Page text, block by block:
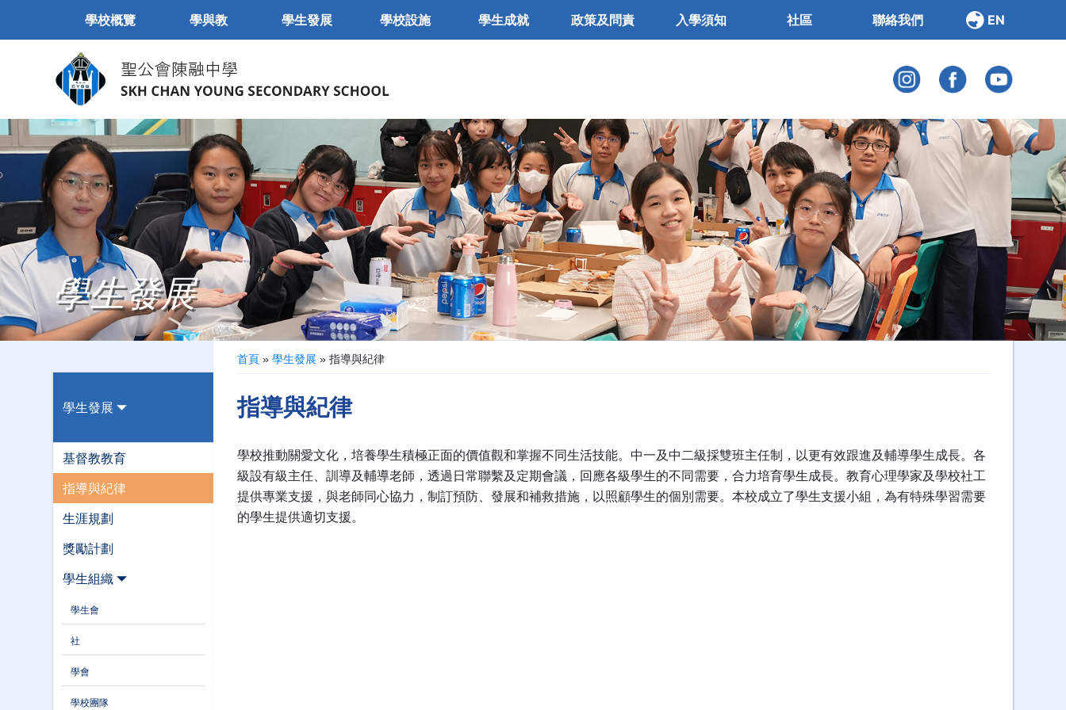
學校概覽 學與教 學生發展 學校設施 學生成就 政策及問責 入學須知 社區 聯絡我們 EN
學生發展
學生發展
基督教教育
指導與紀律
生涯規劃
獎勵計劃
學生組織
學生會
社
學會
學校團隊
首頁» 學生發展 » 指導與紀律
指導與紀律
學校推動關愛文化，培養學生積極正面的價值觀和掌握不同生活技能。中一及中二級採雙班主任制，以更有效跟進及輔導學生成長。各
級設有級主任、訓導及輔導老師，透過日常聯繫及定期會議，回應各級學生的不同需要，合力培育學生成長。教育心理學家及學校社工
提供專業支援，與老師同心協力，制訂預防、發展和補救措施，以照顧學生的個別需要。本校成立了學生支援小組，為有特殊學習需要
的學生提供適切支援。